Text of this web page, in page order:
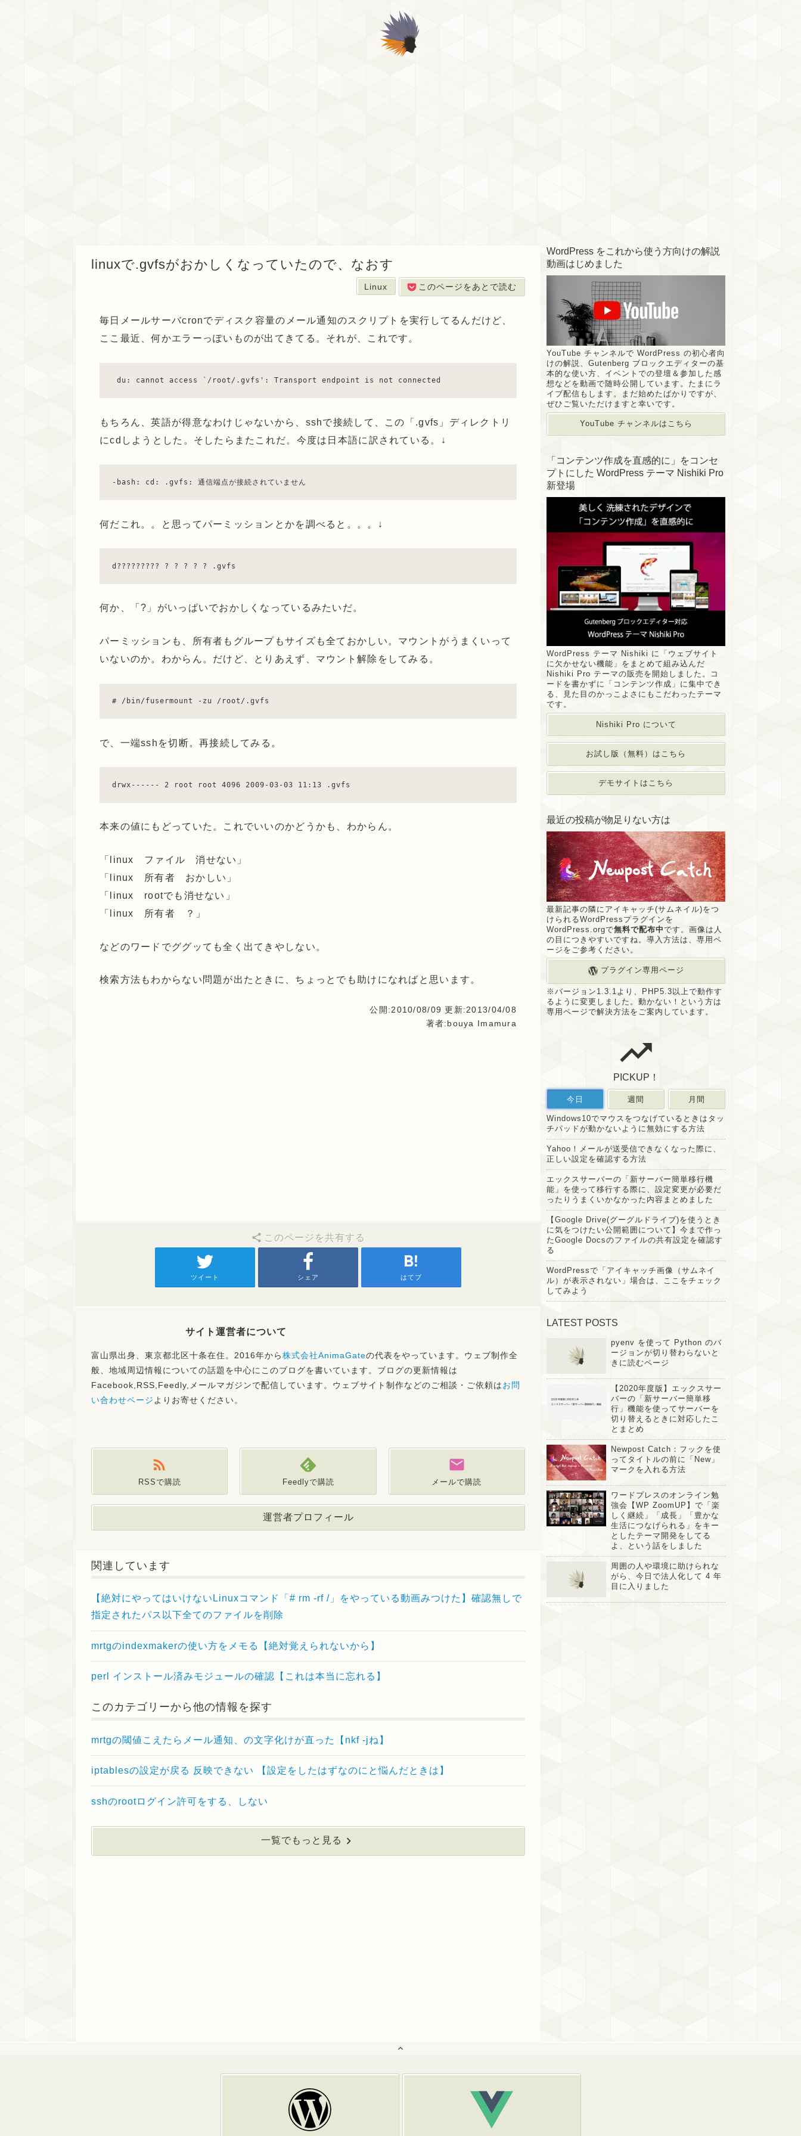
linuxで.gvfsがおかしくなっていたので、なおす
Linux このページをあとで読む
毎日メールサーバcronでディスク容量のメール通知のスクリプトを実行してるんだけど、
ここ最近、何かエラーっぽいものが出てきてる。それが、これです。
du: cannot access `/root/.gvfs': Transport endpoint is not connected
もちろん、英語が得意なわけじゃないから、sshで接続して、この「.gvfs」ディレクトリ
にcdしようとした。そしたらまたこれだ。今度は日本語に訳されている。↓
-bash: cd: .gvfs: 通信端点が接続されていません
何だこれ。。と思ってパーミッションとかを調べると。。。↓
d????????? ? ? ? ? ? .gvfs
何か、「?」がいっぱいでおかしくなっているみたいだ。
パーミッションも、所有者もグループもサイズも全ておかしい。マウントがうまくいって
いないのか。わからん。だけど、とりあえず、マウント解除をしてみる。
# /bin/fusermount -zu /root/.gvfs
で、一端sshを切断。再接続してみる。
drwx------ 2 root root 4096 2009-03-03 11:13 .gvfs
本来の値にもどっていた。これでいいのかどうかも、わからん。
「linux ファイル 消せない」
「linux 所有者 おかしい」
「linux rootでも消せない」
「linux 所有者 ？」
などのワードでググッても全く出てきやしない。
検索方法もわからない問題が出たときに、ちょっとでも助けになればと思います。
公開:2010/08/09 更新:2013/04/08
著者:bouya Imamura
このページを共有する
ツイート シェア はてブ
サイト運営者について
富山県出身、東京都北区十条在住。2016年から株式会社AnimaGateの代表をやっています。ウェブ制作全
般、地域周辺情報についての話題を中心にこのブログを書いています。ブログの更新情報は
Facebook,RSS,Feedly,メールマガジンで配信しています。ウェブサイト制作などのご相談・ご依頼はお問
い合わせページ よりお寄せください。
RSSで購読 Feedlyで購読 メールで購読
運営者プロフィール
関連しています
【絶対にやってはいけないLinuxコマンド「# rm -rf /」をやっている動画みつけた】確認無しで
指定されたパス以下全てのファイルを削除
mrtgのindexmakerの使い方をメモる【絶対覚えられないから】
perl インストール済みモジュールの確認【これは本当に忘れる】
このカテゴリーから他の情報を探す
mrtgの閾値こえたらメール通知、の文字化けが直った【nkf -jね】
iptablesの設定が戻る 反映できない 【設定をしたはずなのにと悩んだときは】
sshのrootログイン許可をする、しない
一覧でもっと見る
WordPress をこれから使う方向けの解説
動画はじめました
YouTube チャンネルで WordPress の初心者向
けの解説、Gutenberg ブロックエディターの基
本的な使い方、イベントでの登壇＆参加した感
想などを動画で随時公開しています。たまにラ
イブ配信もします。まだ始めたばかりですが、
ぜひご覧いただけますと幸いです。
YouTube チャンネルはこちら
「コンテンツ作成を直感的に」をコンセ
プトにした WordPress テーマ Nishiki Pro
新登場
WordPress テーマ Nishiki に「ウェブサイト
に欠かせない機能」をまとめて組み込んだ
Nishiki Pro テーマの販売を開始しました。コ
ードを書かずに「コンテンツ作成」に集中でき
る、見た目のかっこよさにもこだわったテーマ
です。
Nishiki Pro について
お試し版（無料）はこちら
デモサイトはこちら
最近の投稿が物足りない方は
最新記事の隣にアイキャッチ(サムネイル)をつ
けられるWordPressプラグインを
WordPress.orgで無料で配布中です。画像は人
の目につきやすいですね。導入方法は、専用ペ
ージをご参考ください。
プラグイン専用ページ
※バージョン1.3.1より、PHP5.3以上で動作す
るように変更しました。動かない！という方は
専用ページで解決方法をご案内しています。
PICKUP！
今日 週間 月間
Windows10でマウスをつなげているときはタッ
チパッドが動かないように無効にする方法
Yahoo！メールが送受信できなくなった際に、
正しい設定を確認する方法
エックスサーバーの「新サーバー簡単移行機
能」を使って移行する際に、設定変更が必要だ
ったりうまくいかなかった内容まとめました
【Google Drive(グーグルドライブ)を使うとき
に気をつけたい公開範囲について】今まで作っ
たGoogle Docsのファイルの共有設定を確認す
る
WordPressで「アイキャッチ画像（サムネイ
ル）が表示されない」場合は、ここをチェック
してみよう
LATEST POSTS
pyenv を使って Python のバ
ージョンが切り替わらないと
きに読むページ
【2020年度版】エックスサー
バーの「新サーバー簡単移
行」機能を使ってサーバーを
切り替えるときに対応したこ
とまとめ
Newpost Catch：フックを使
ってタイトルの前に「New」
マークを入れる方法
ワードプレスのオンライン勉
強会【WP ZoomUP】で「楽
しく継続」「成長」「豊かな
生活につなげられる」をキー
としたテーマ開発をしてる
よ、という話をしました
周囲の人や環境に助けられな
がら、今日で法人化して 4 年
目に入りました